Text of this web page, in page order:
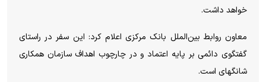
خواهد داشت.
معاون روابط بین‌الملل بانک مرکزی اعلام کرد: این سفر در راستای
گفتگوی دائمی بر پایه اعتماد و در چارچوب اهداف سازمان همکاری
شانگهای است.